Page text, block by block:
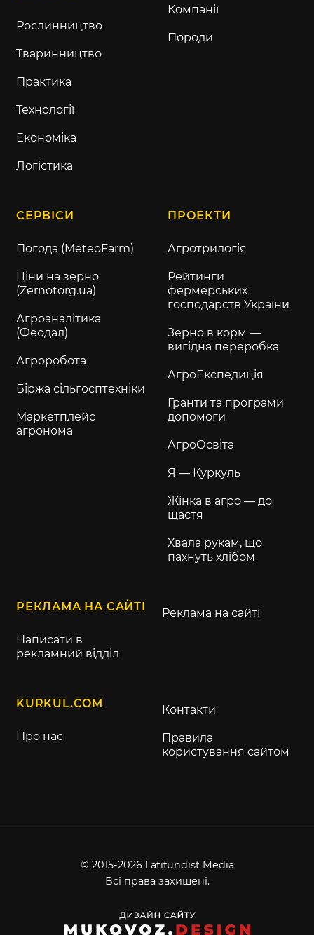
Рослинництво
Тваринництво
Практика
Технології
Економіка
Логістика
Компанії
Породи
СЕРВІСИ
Погода (MeteoFarm)
Ціни на зерно
(Zernotorg.ua)
Агроаналітика
(Феодал)
Агроробота
Біржа сільгосптехніки
Маркетплейс
агронома
ПРОЕКТИ
Агротрилогія
Рейтинги
фермерських
господарств України
Зерно в корм —
вигідна переробка
АгроЕкспедиція
Гранти та програми
допомоги
АгроОсвіта
Я — Куркуль
Жінка в агро — до
щастя
Хвала рукам, що
пахнуть хлібом
РЕКЛАМА НА САЙТІ
Написати в
рекламний відділ
Реклама на сайті
KURKUL.COM
Про нас
Контакти
Правила
користування сайтом
© 2015-2026 Latifundist Media
Всі права захищені.